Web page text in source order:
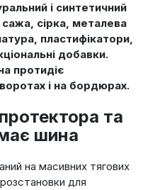
і синтетичний
сірка, металева
пластифікатори,
добавки.
протидіє
і на бордюрах.
та
шина
на масивних тягових
для